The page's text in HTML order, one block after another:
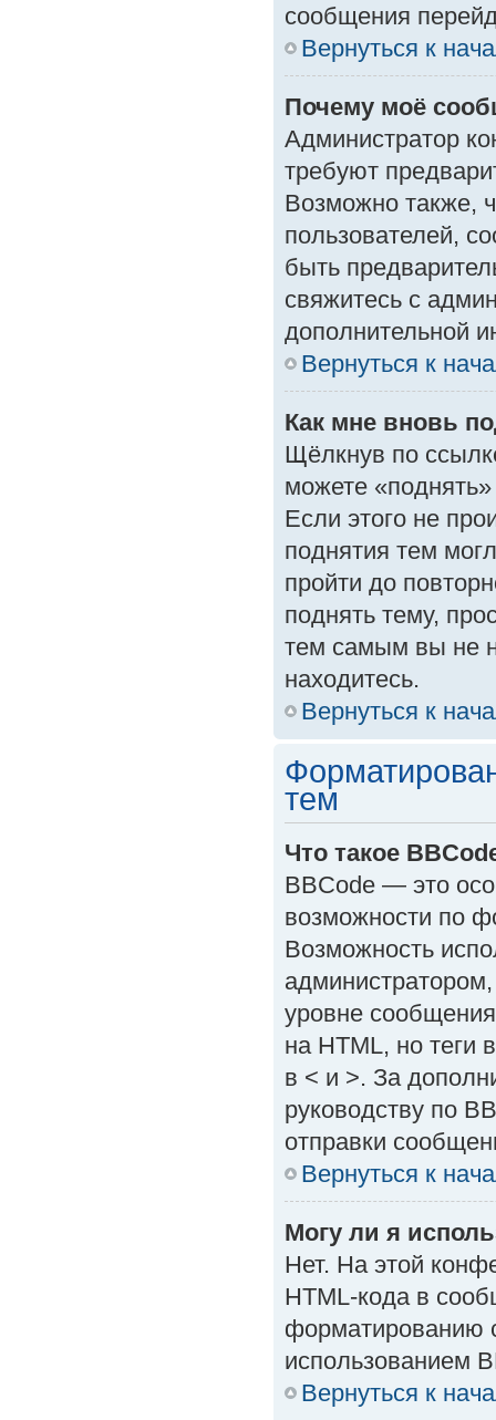
сообщения
Вернуться к
Почему моё
Администратор
требуют
Возможно также,
пользователей,
быть
свяжитесь с
дополнительной
Вернуться к
Как мне вновь
Щёлкнув по
можете
Если этого не
поднятия тем
пройти до
поднять тему,
тем самым вы не
находитесь.
Вернуться к
тем
Что такое
BBCode — это
возможности по
Возможность
уровне
на HTML, но теги
в < и >. За
руководству по
отправки
Вернуться к
Могу ли я
Нет. На этой
HTML-кода в
форматированию
использованием
Вернуться к